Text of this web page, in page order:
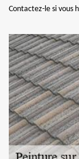
Contactez-le si vous